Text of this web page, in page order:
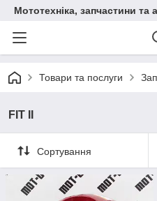
Мототехніка, запчастини та
Товари та послуги
FIT II
Сортування